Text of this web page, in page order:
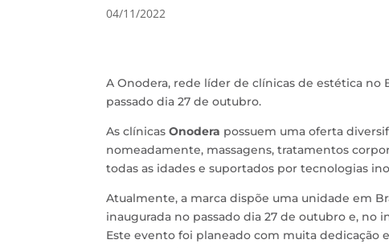
04/11/2022
A Onodera, rede líder de clínicas de estética no
passado dia 27 de outubro.
As clínicas Onodera possuem uma oferta
nomeadamente, massagens, tratamentos
todas as idades e suportados por tecnologias
Atualmente, a marca dispõe uma unidade em
inaugurada no passado dia 27 de outubro e, no
Este evento foi planeado com muita dedicação